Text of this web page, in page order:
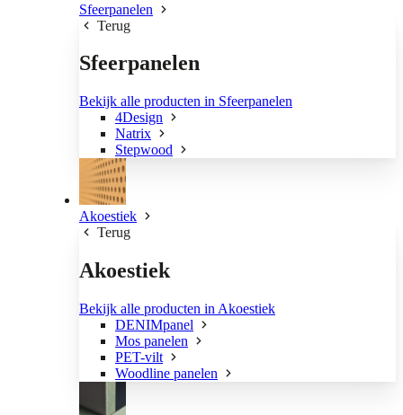
Sfeerpanelen
Terug
Sfeerpanelen
Bekijk alle producten in Sfeerpanelen
4Design
Natrix
Stepwood
Akoestiek
Terug
Akoestiek
Bekijk alle producten in Akoestiek
DENIMpanel
Mos panelen
PET-vilt
Woodline panelen